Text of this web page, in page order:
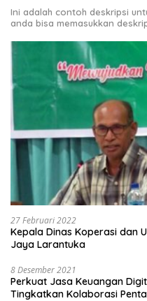
Ini adalah contoh deskripsi
anda bisa memasukkan
27 Februari 2022
Kepala Dinas Koperasi dan
Jaya Larantuka
8 Desember 2021
Perkuat Jasa Keuangan
Tingkatkan Kolaborasi